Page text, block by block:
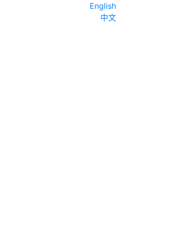
English
中文